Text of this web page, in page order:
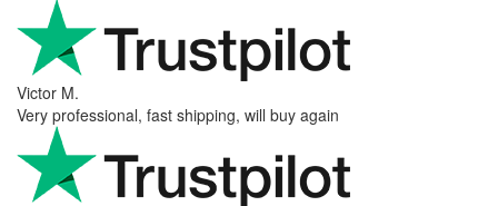
Victor M.
Very professional, fast shipping, will buy again